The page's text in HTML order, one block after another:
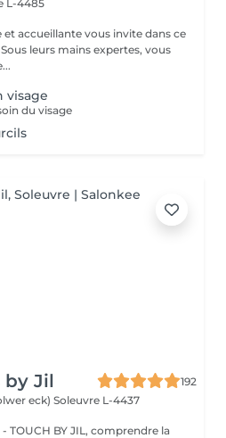
L-4485
accueillante vous invite dans ce
leurs mains expertes, vous
visage
du visage
by Jil
192
eck) Soleuvre L-4437
TOUCH BY JIL, comprendre la